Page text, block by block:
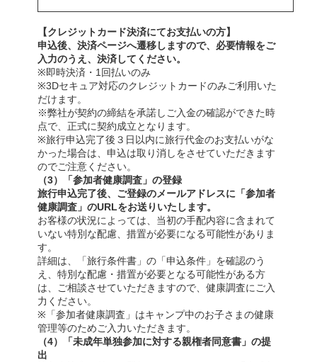
【クレジットカード決済にてお支払いの方】
申込後、決済ページへ遷移しますので、必要情報をご
入力のうえ、決済してください。
※即時決済・1回払いのみ
※3Dセキュア対応のクレジットカードのみご利用いた
だけます。
※弊社が契約の締結を承諾しご入金の確認ができた時
点で、正式に契約成立となります。
※旅行申込完了後３日以内に旅行代金のお支払いがな
かった場合は、申込は取り消しをさせていただきます
のでご注意ください。
（3）「参加者健康調査」の登録
旅行申込完了後、ご登録のメールアドレスに「参加者
健康調査」のURLをお送りいたします。
お客様の状況によっては、当初の手配内容に含まれて
いない特別な配慮、措置が必要になる可能性がありま
す。
詳細は、「旅行条件書」の「申込条件」を確認のう
え、特別な配慮・措置が必要となる可能性がある方
は、ご相談させていただきますので、健康調査にご入
力ください。
※「参加者健康調査」はキャンプ中のお子さまの健康
管理等のためご入力いただきます。
（4）「未成年単独参加に対する親権者同意書」の提
出